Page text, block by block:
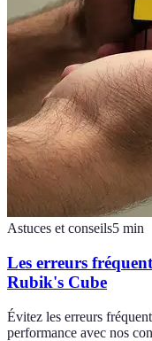
Astuces et conseils5 min
Les erreurs
Rubik's Cube
Évitez les erreurs
performance avec nos